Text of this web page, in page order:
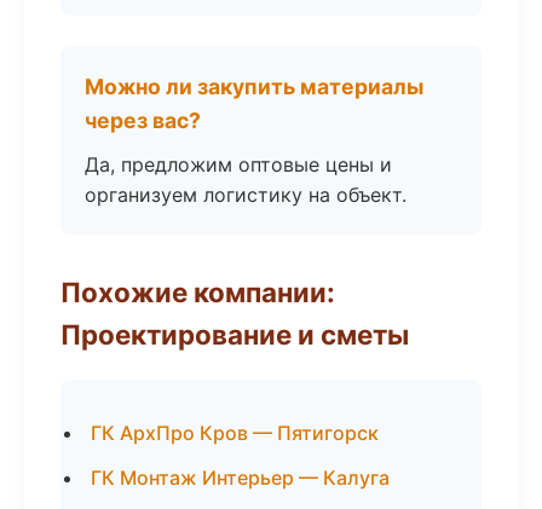
Можно ли закупить материалы
через вас?
Да, предложим оптовые цены и
организуем логистику на объект.
Похожие компании:
Проектирование и сметы
ГК АрхПро Кров — Пятигорск
ГК Монтаж Интерьер — Калуга